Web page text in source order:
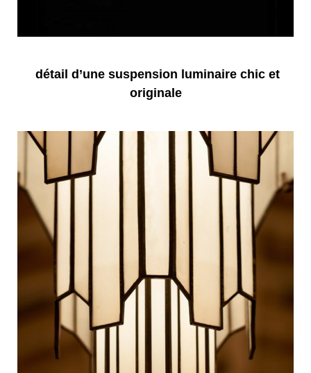
détail d’une suspension luminaire chic et
originale